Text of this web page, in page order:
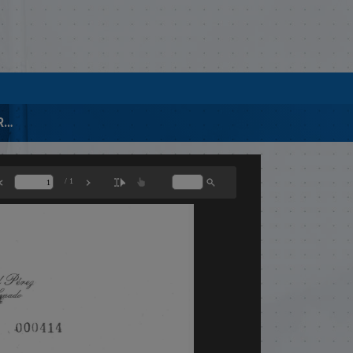
MIEMBROS COMISION REFORMA FISCAL